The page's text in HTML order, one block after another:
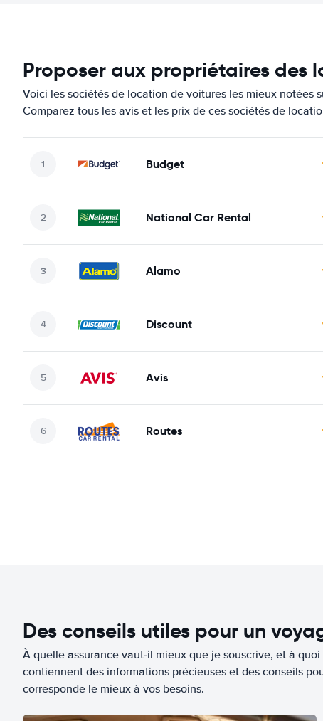
Proposer aux propriétaires
Voici les sociétés de location de voitures les mieux notées
Comparez tous les avis et les prix de ces sociétés de
Budget
National Car Rental
Alamo
Discount
Avis
Routes
Des conseils utiles pour un
À quelle assurance vaut-il mieux que je souscrive, et à
contiennent des informations précieuses et des conseils
corresponde le mieux à vos besoins.